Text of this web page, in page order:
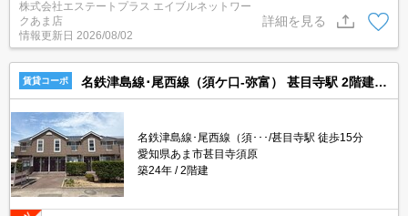
株式会社エステートプラス エイブルネットワー
クあま店
情報更新日 2026/08/02
詳細を見る
賃貸コーポ 名鉄津島線･尾西線（須ケ口-弥富） 甚目寺駅 2階建 築24年
名鉄津島線･尾西線（須･･･/甚目寺駅 徒歩15分
愛知県あま市甚目寺須原
築24年
2階建